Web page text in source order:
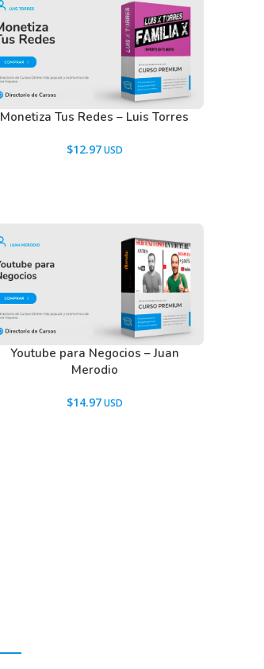
Monetiza Tus Redes – Luis Torres
$12.97
Youtube para Negocios – Juan
Merodio
$14.97